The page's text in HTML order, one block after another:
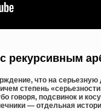
рекурсивным
что на
степень
говоря, подсвинок и
— отдельная